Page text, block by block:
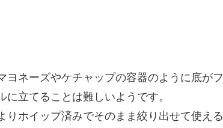
ヨネーズやケチャップの容器のように底がフ
立てることは難しいようです。
ホイップ済みでそのまま絞り出せて使える